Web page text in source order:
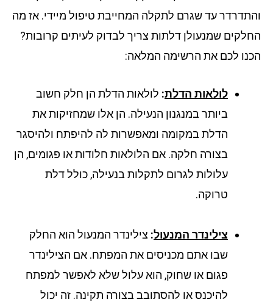
עד שגרם לתקלה המחייבת טיפול מיידי. אז מה
שמנעולן דלתות צריך לבדוק לעיתים קרובות?
לכם את הרשימה המלאה:
לולאות הדלת:לולאות הדלת הן חלק חשוב
ביותר במנגנון הנעילה. הן אלו שמחזיקות את
הדלת במקומה ומאפשרות לה להיפתח ולהיסגר
בצורה חלקה. אם הלולאות חלודות או פגומים, הן
עלולות לגרום לתקלות בנעילה, כולל דלת
טרוקה.
צילינדר המנעול:צילינדר המנעול הוא החלק
שבו אתם מכניסים את המפתח. אם הצילינדר
פגום או שחוק, הוא עלול שלא לאפשר למפתח
להיכנס או להסתובב בצורה תקינה. זה יכול